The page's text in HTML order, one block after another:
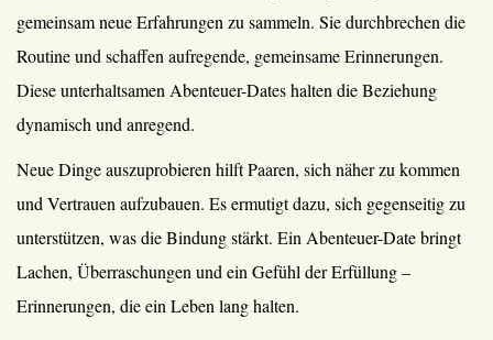
gemeinsam neue Erfahrungen zu sammeln. Sie durchbrechen die
Routine und schaffen aufregende, gemeinsame Erinnerungen.
Diese unterhaltsamen Abenteuer-Dates halten die Beziehung
dynamisch und anregend.
Neue Dinge auszuprobieren hilft Paaren, sich näher zu kommen
und Vertrauen aufzubauen. Es ermutigt dazu, sich gegenseitig zu
unterstützen, was die Bindung stärkt. Ein Abenteuer-Date bringt
Lachen, Überraschungen und ein Gefühl der Erfüllung –
Erinnerungen, die ein Leben lang halten.